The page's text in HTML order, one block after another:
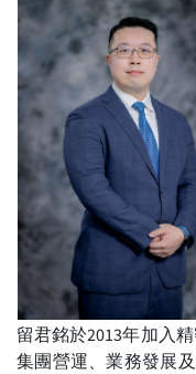
留君銘於2013年加入
集團營運、業務發展